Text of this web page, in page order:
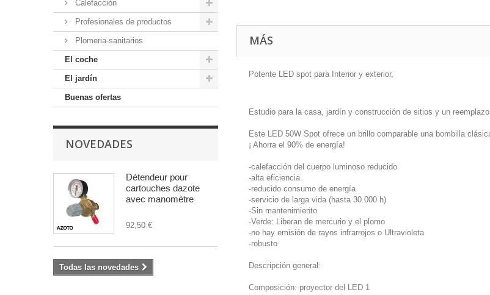
Calefacción
Profesionales de productos
Plomeria-sanitarios
El coche
El jardín
Buenas ofertas
NOVEDADES
Détendeur pour
cartouches dazote
avec manomètre
92,50 €
Todas las novedades
MÁS
Potente LED spot para Interior y exterior,
Estudio para la casa, jardín y construcción de sitios y un
Este LED 50W Spot ofrece un brillo comparable una bombilla
¡ Ahorra el 90% de energía!
-calefacción del cuerpo luminoso reducido
-alta eficiencia
-reducido consumo de energía
-servicio de larga vida (hasta 30.000 h)
-Sin mantenimiento
-Verde: Liberan de mercurio y el plomo
-no hay emisión de rayos infrarrojos o Ultravioleta
-robusto
Descripción general:
Composición: proyector del LED 1